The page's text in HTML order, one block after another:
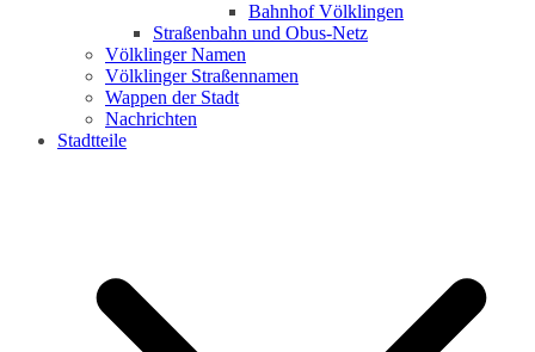
Bahnhof Völklingen
Straßenbahn und Obus-Netz
Völklinger Namen
Völklinger Straßennamen
Wappen der Stadt
Nachrichten
Stadtteile